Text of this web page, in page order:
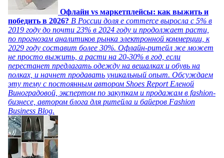
Офлайн vs маркетплейсы: как выжить и
победить в 2026? В России доля e commerce выросла с 5% в
2019 году до почти 23% в 2024 году и продолжает расти,
по прогнозам аналитиков рынка электронной коммерции, к
2029 году составит более 30%. Офлайн-ритейл же может
не просто выжить, а расти на 20-30% в год, если
перестанет предлагать одежду на вешалках и обувь на
полках, и начнет продавать уникальный опыт. Обсуждаем
эту тему с постоянным автором Shoes Report Еленой
Виноградовой, экспертом по закупкам и продажам в fashion-
бизнесе, автором блога для ритейла и байеров Fashion
Business Blog.